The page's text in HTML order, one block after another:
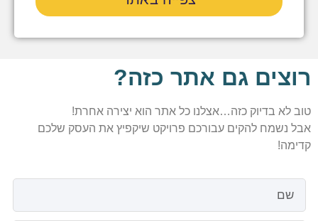
רוצים גם אתר כזה?
טוב לא בדיוק כזה…אצלנו כל אתר הוא יצירה אחרת!
אבל נשמח להקים עבורכם פרויקט שיקפיץ את העסק שלכם
קדימה!